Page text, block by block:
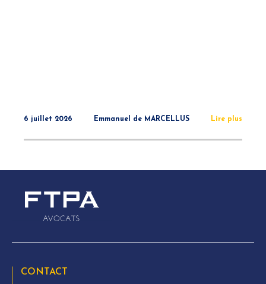
6 juillet 2026 Emmanuel de MARCELLUS Lire plus
CONTACT